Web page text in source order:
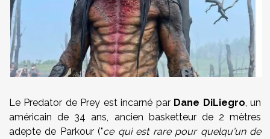
Le Predator de Prey est incarné par Dane DiLiegro, un
américain de 34 ans, ancien basketteur de 2 mètres
adepte de Parkour ("ce qui est rare pour quelqu'un de